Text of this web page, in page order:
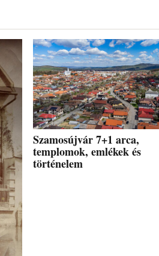
Szamosújvár 7+1 arca,
templomok, emlékek és
történelem